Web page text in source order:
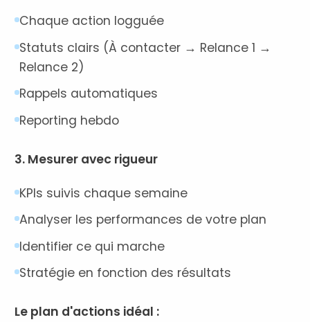
Chaque action logguée
Statuts clairs (À contacter → Relance 1 →
Relance 2)
Rappels automatiques
Reporting hebdo
3. Mesurer avec rigueur
KPIs suivis chaque semaine
Analyser les performances de votre plan
Identifier ce qui marche
Stratégie en fonction des résultats
Le plan d'actions idéal :